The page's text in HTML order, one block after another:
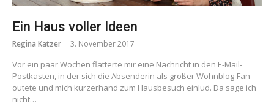
Ein Haus voller Ideen
Regina Katzer 3. November 2017
Vor ein paar Wochen flatterte mir eine Nachricht in den E-Mail-
Postkasten, in der sich die Absenderin als großer Wohnblog-Fan
outete und mich kurzerhand zum Hausbesuch einlud. Da sage ich
nicht…